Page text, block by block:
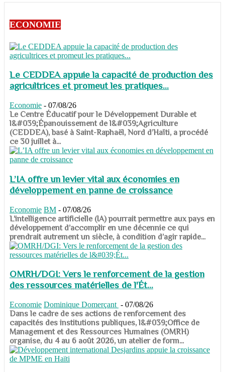
ECONOMIE
Le CEDDEA appuie la capacité de production des
agricultrices et promeut les pratiques...
Economie - 07/08/26
​​​​​​​Le Centre Éducatif pour le Développement Durable et
l&#039;Épanouissement de l&#039;Agriculture
(CEDDEA), basé à Saint-Raphaël, Nord d’Haïti, a procédé
ce 30 juillet à...
L’IA offre un levier vital aux économies en
développement en panne de croissance
Economie BM - 07/08/26
​​​​​​​L’intelligence artificielle (IA) pourrait permettre aux pays en
développement d’accomplir en une décennie ce qui
prendrait autrement un siècle, à condition d’agir rapide...
OMRH/DGI: Vers le renforcement de la gestion
des ressources matérielles de l'Ét...
Economie Dominique Domerçant - 07/08/26
Dans le cadre de ses actions de renforcement des
capacités des institutions publiques, l&#039;Office de
Management et des Ressources Humaines (OMRH)
organise, du 4 au 6 août 2026, un atelier de form...